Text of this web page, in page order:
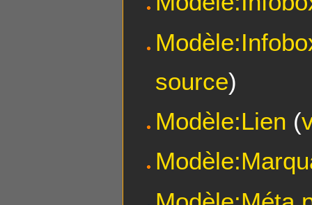
source)
Modèle:Lien (